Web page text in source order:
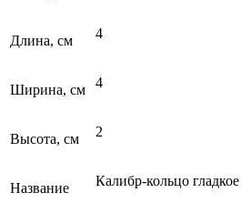
Длина, см 4
Ширина, см 4
Высота, см 2
Название Калибр-кольцо